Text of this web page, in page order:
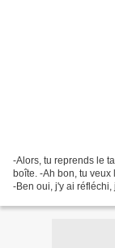
-Alors, tu reprends le
boîte. -Ah bon, tu veux
-Ben oui, j'y ai